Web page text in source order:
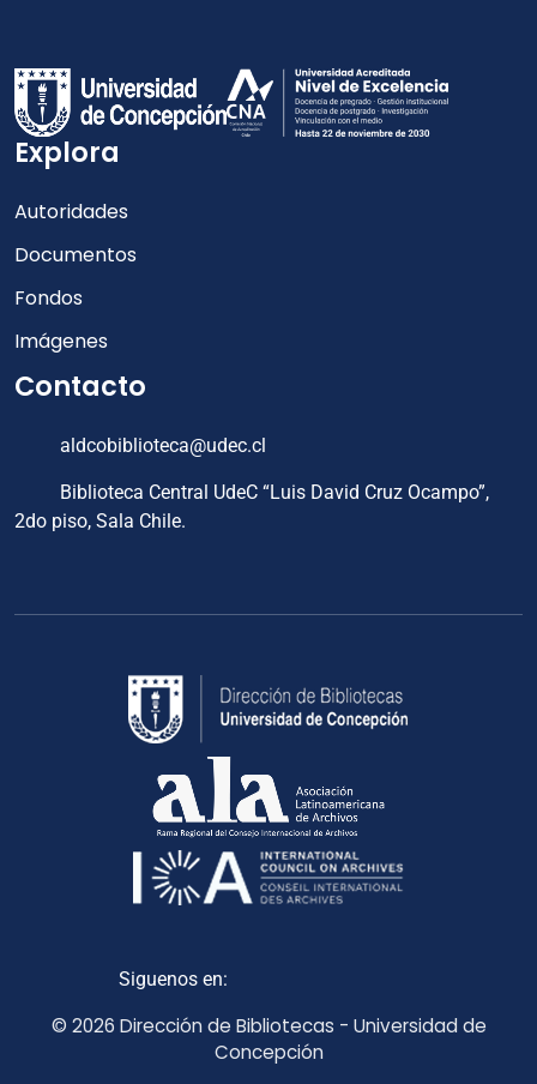
Explora
Autoridades
Documentos
Fondos
Imágenes
Contacto
aldcobiblioteca@udec.cl
Biblioteca Central UdeC “Luis David Cruz Ocampo”,
2do piso, Sala Chile.
Siguenos en:
© 2026 Dirección de Bibliotecas - Universidad de
Concepción